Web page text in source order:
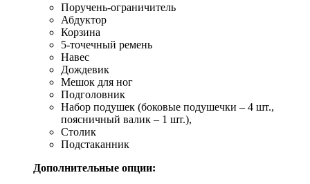
Поручень-ограничитель
Абдуктор
Корзина
5-точечный ремень
Навес
Дождевик
Мешок для ног
Подголовник
Набор подушек (боковые подушечки – 4 шт.,
поясничный валик – 1 шт.),
Столик
Подстаканник
Дополнительные опции: